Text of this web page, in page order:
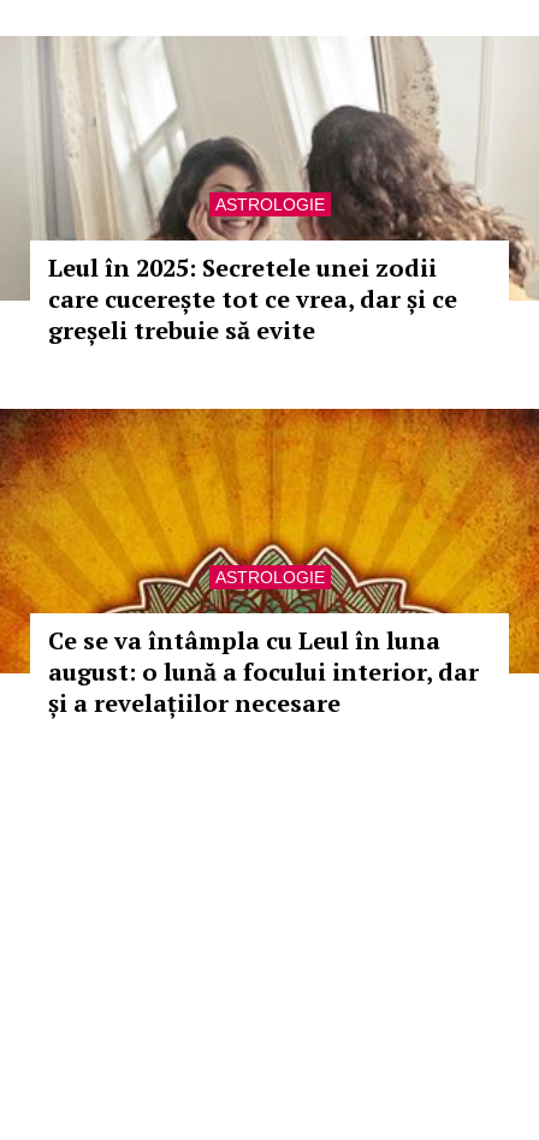
ASTROLOGIE
Leul în 2025: Secretele unei zodii
care cucerește tot ce vrea, dar și ce
greșeli trebuie să evite
ASTROLOGIE
Ce se va întâmpla cu Leul în luna
august: o lună a focului interior, dar
și a revelațiilor necesare